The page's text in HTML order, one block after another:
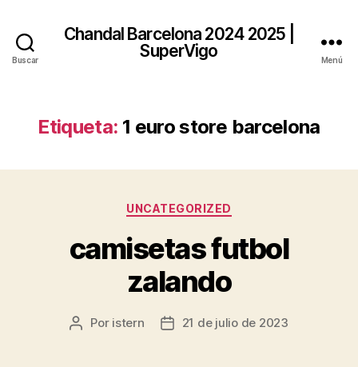
Buscar
Chandal Barcelona 2024 2025 |
SuperVigo
Menú
Etiqueta: 1 euro store barcelona
Categorías
UNCATEGORIZED
camisetas futbol
zalando
Autor
Por istern
Fecha21 de julio de 2023